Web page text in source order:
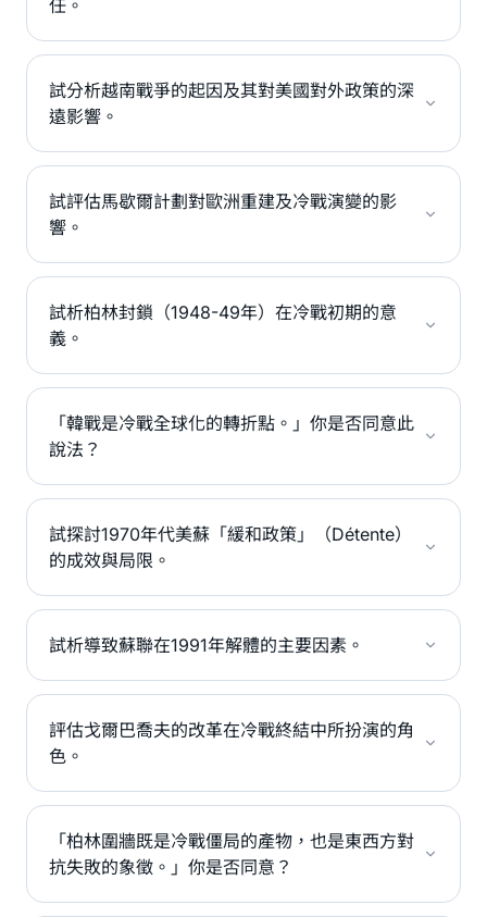
任。
試分析越南戰爭的起因及其對美國對外政策的深
遠影響。
試評估馬歇爾計劃對歐洲重建及冷戰演變的影
響。
試析柏林封鎖（1948-49年）在冷戰初期的意
義。
「韓戰是冷戰全球化的轉折點。」你是否同意此
說法？
試探討1970年代美蘇「緩和政策」（Détente）
的成效與局限。
試析導致蘇聯在1991年解體的主要因素。
評估戈爾巴喬夫的改革在冷戰終結中所扮演的角
色。
「柏林圍牆既是冷戰僵局的產物，也是東西方對
抗失敗的象徵。」你是否同意？